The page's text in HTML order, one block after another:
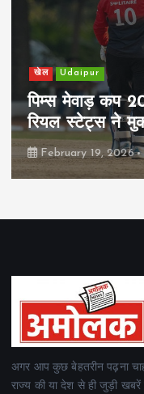
खेल Udaipur
पिम्स मेवाड़ कप
रियल स्टेट्स ने
February 19, 2026
अगर आप कुछ बेहतरीन पढ़ना
राज्य की या देश से ही जुड़ी